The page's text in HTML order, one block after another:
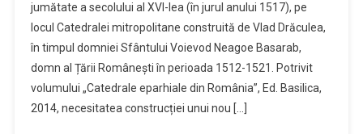
De
Argeș
–
Necropolă
Voievodală
jumătate a secolului al XVI-lea (în jurul anului 1517), pe
locul Catedralei mitropolitane construită de Vlad Drăculea,
în timpul domniei Sfântului Voievod Neagoe Basarab,
domn al Țării Românești în perioada 1512-1521. Potrivit
volumului „Catedrale eparhiale din România”, Ed. Basilica,
2014, necesitatea construcției unui nou […]